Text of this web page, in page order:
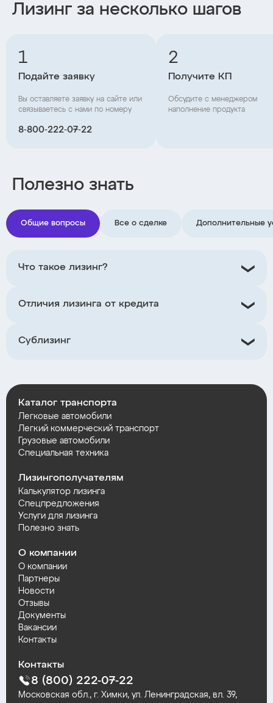
Лизинг за несколько шагов
1
Подайте заявку
Вы оставляете заявку на сайте или
связываетесь с нами по номеру
8‑800‑222‑07‑22
2
Получите КП
Обсудите с менеджером
наполнение продукта
Полезно знать
Общие вопросы Все о сделке Дополнительные
Что такое лизинг?
Отличия лизинга от кредита
Сублизинг
Каталог транспорта
Легковые автомобили
Легкий коммерческий транспорт
Грузовые автомобили
Специальная техника
Лизингополучателям
Калькулятор лизинга
Спецпредложения
Услуги для лизинга
Полезно знать
О компании
О компании
Партнеры
Новости
Отзывы
Документы
Вакансии
Контакты
Контакты
8 (800) 222-07-22
Московская обл., г. Химки, ул. Ленинградская, вл. 39,